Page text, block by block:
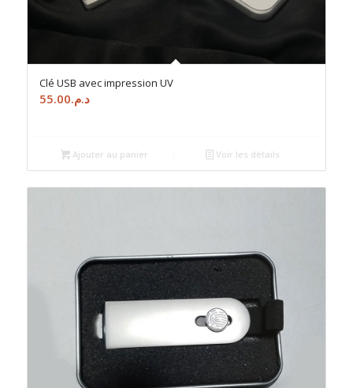
Clé USB avec impression UV
د.م.55.00
Ajouter au panier Voir les détails